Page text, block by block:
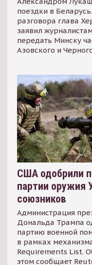
поездки в
разговора глава
заявил
передать Минску
Азовского и
США одобрили
партии оружия
союзников
Администрация
Дональда Трампа
партию военной
в рамках
Requirements List.
этом сообщает